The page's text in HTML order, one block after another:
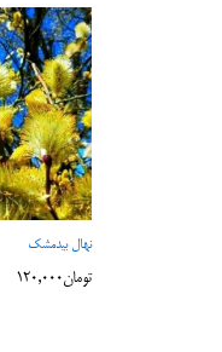
نهال بیدمشک
تومان120,000تومان120,000